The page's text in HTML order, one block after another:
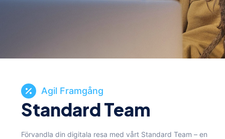
Agil Framgång
Standard Team
Förvandla din digitala resa med vårt Standard Team – en